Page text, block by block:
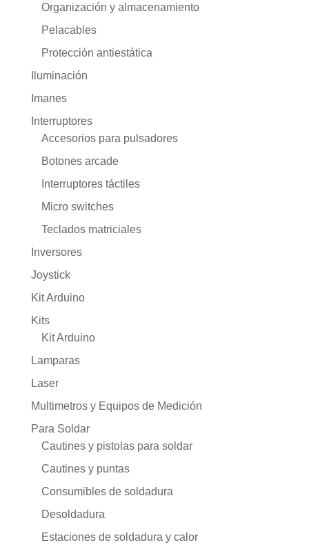
Organización y almacenamiento
Pelacables
Protección antiestática
Iluminación
Imanes
Interruptores
Accesorios para pulsadores
Botones arcade
Interruptores táctiles
Micro switches
Teclados matriciales
Inversores
Joystick
Kit Arduino
Kits
Kit Arduino
Lamparas
Laser
Multimetros y Equipos de Medición
Para Soldar
Cautines y pistolas para soldar
Cautines y puntas
Consumibles de soldadura
Desoldadura
Estaciones de soldadura y calor